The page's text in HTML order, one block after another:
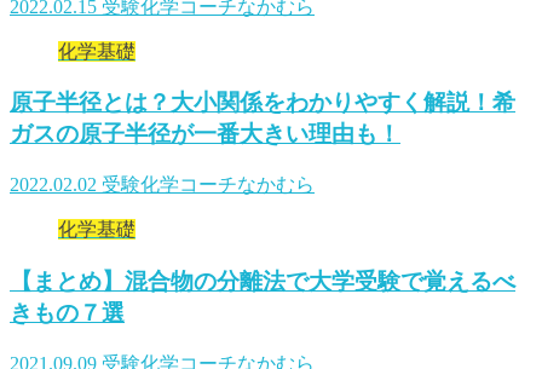
2022.02.15 受験化学コーチなかむら
化学基礎
原子半径とは？大小関係をわかりやすく解説！希
ガスの原子半径が一番大きい理由も！
2022.02.02 受験化学コーチなかむら
化学基礎
【まとめ】混合物の分離法で大学受験で覚えるべ
きもの７選
2021.09.09 受験化学コーチなかむら